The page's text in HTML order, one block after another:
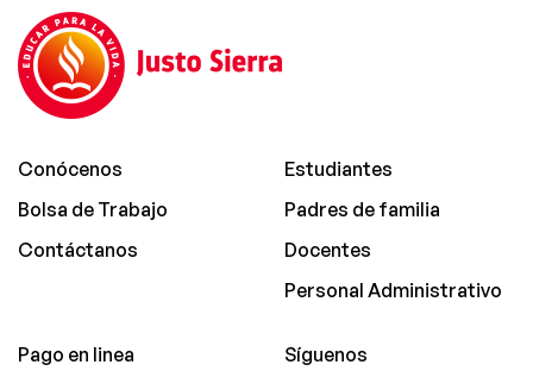
Conócenos
Bolsa de Trabajo
Contáctanos
Estudiantes
Padres de familia
Docentes
Personal Administrativo
Pago en linea Síguenos